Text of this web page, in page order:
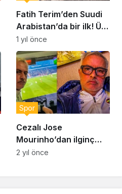
Fatih Terim’den Suudi
Arabistan’da bir ilk! Üst
üste iki maçını…
1 yıl önce
Cezalı Jose
Mourinho’dan ilginç
paylaşım! “Yüzümden
Spor
2 yıl önce